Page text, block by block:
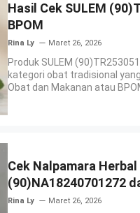
Hasil Cek SULEM
BPOM
Rina Ly Maret 26, 2026
Produk SULEM
kategori obat tradisional
Obat dan Makanan atau
Cek Nalpamara Herbal
(90)NA18240701272
Rina Ly Maret 26, 2026